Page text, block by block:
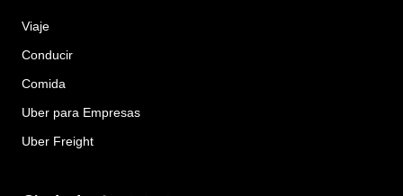
Viaje
Conducir
Comida
Uber para Empresas
Uber Freight